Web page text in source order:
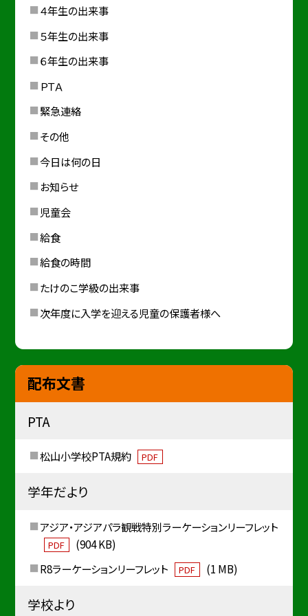
４年生の出来事
５年生の出来事
６年生の出来事
ＰＴＡ
緊急連絡
その他
今日は何の日
お知らせ
児童会
給食
給食の時間
たけのこ学級の出来事
次年度に入学を迎える児童の保護者様へ
配布文書
PTA
松山小学校PTA規約 PDF
学年だより
アジア・アジアパラ観戦特別ラーケーションリーフレット
PDF
(904 KB)
R8ラーケーションリーフレット
PDF (1 MB)
学校より